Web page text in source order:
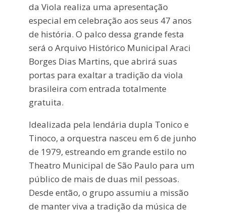
da Viola realiza uma apresentação
especial em celebração aos seus 47 anos
de história. O palco dessa grande festa
será o Arquivo Histórico Municipal Araci
Borges Dias Martins, que abrirá suas
portas para exaltar a tradição da viola
brasileira com entrada totalmente
gratuita.
Idealizada pela lendária dupla Tonico e
Tinoco, a orquestra nasceu em 6 de junho
de 1979, estreando em grande estilo no
Theatro Municipal de São Paulo para um
público de mais de duas mil pessoas.
Desde então, o grupo assumiu a missão
de manter viva a tradição da música de